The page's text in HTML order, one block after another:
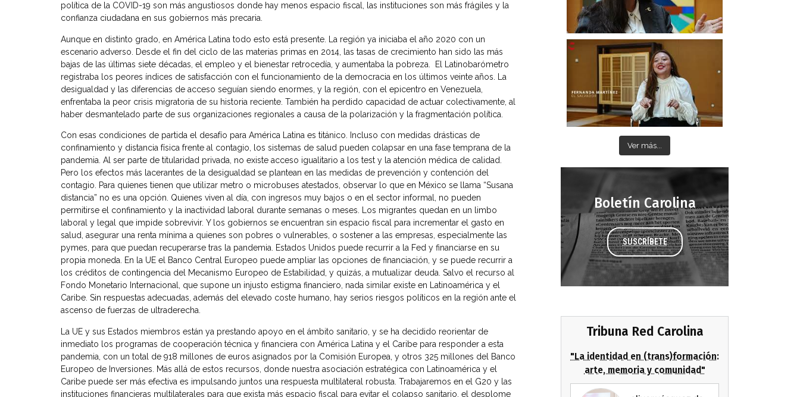
política de la COVID-19 son más angustiosos donde hay menos espacio fiscal, las instituciones son más frágiles y la
confianza ciudadana en sus gobiernos más precaria.
Aunque en distinto grado, en América Latina todo esto está presente. La región ya iniciaba el año 2020 con un
escenario adverso. Desde el fin del ciclo de las materias primas en 2014, las tasas de crecimiento han sido las más
bajas de las últimas siete décadas, el empleo y el bienestar retrocedía, y aumentaba la pobreza. El Latinobarómetro
registraba los peores índices de satisfacción con el funcionamiento de la democracia en los últimos veinte años. La
desigualdad y las diferencias de acceso seguían siendo enormes, y la región, con el epicentro en Venezuela,
enfrentaba la peor crisis migratoria de su historia reciente. También ha perdido capacidad de actuar colectivamente, al
haber desmantelado parte de sus organizaciones regionales a causa de la polarización y la fragmentación política.
Con esas condiciones de partida el desafío para América Latina es titánico. Incluso con medidas drásticas de
confinamiento y distancia física frente al contagio, los sistemas de salud pueden colapsar en una fase temprana de la
pandemia. Al ser parte de titularidad privada, no existe acceso igualitario a los test y la atención médica de calidad.
Pero los efectos más lacerantes de la desigualdad se plantean en las medidas de prevención y contención del
contagio. Para quienes tienen que utilizar metro o microbuses atestados, observar lo que en México se llama “Susana
distancia” no es una opción. Quienes viven al día, con ingresos muy bajos o en el sector informal, no pueden
permitirse el confinamiento y la inactividad laboral durante semanas o meses. Los migrantes quedan en un limbo
laboral y legal que impide sobrevivir. Y los gobiernos se encuentran sin espacio fiscal para incrementar el gasto en
salud, asegurar una renta mínima a quienes son pobres o vulnerables, o sostener a las empresas, especialmente las
pymes, para que puedan recuperarse tras la pandemia. Estados Unidos puede recurrir a la Fed y financiarse en su
propia moneda. En la UE el Banco Central Europeo puede ampliar las opciones de financiación, y se puede recurrir a
los créditos de contingencia del Mecanismo Europeo de Estabilidad, y quizás, a mutualizar deuda. Salvo el recurso al
Fondo Monetario Internacional, que supone un injusto estigma financiero, nada similar existe en Latinoamérica y el
Caribe. Sin respuestas adecuadas, además del elevado coste humano, hay serios riesgos políticos en la región ante el
ascenso de fuerzas de ultraderecha.
La UE y sus Estados miembros están ya prestando apoyo en el ámbito sanitario, y se ha decidido reorientar de
inmediato los programas de cooperación técnica y financiera con América Latina y el Caribe para responder a esta
pandemia, con un total de 918 millones de euros asignados por la Comisión Europea, y otros 325 millones del Banco
Europeo de Inversiones. Más allá de estos recursos, donde nuestra asociación estratégica con Latinoamérica y el
Caribe puede ser más efectiva es impulsando juntos una respuesta multilateral robusta. Trabajaremos en el G20 y las
instituciones financieras multilaterales para que exista más espacio fiscal para evitar el colapso sanitario, el desplome
Ver más...
Boletín Carolina
SUSCRÍBETE
Tribuna Red Carolina
"La identidad en (trans)formación:
arte, memoria y comunidad"